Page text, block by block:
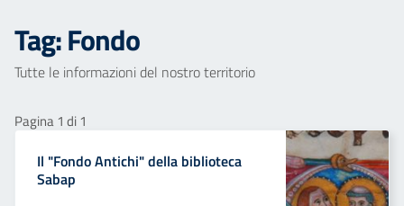
Tag:Fondo
Tutte le informazioni del nostro territorio
Pagina 1 di 1
Il "Fondo Antichi" della biblioteca
Sabap